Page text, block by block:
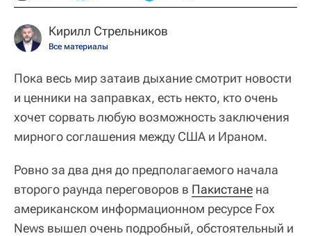
Кирилл Стрельников
Все материалы
Пока весь мир затаив дыхание смотрит новости
и ценники на заправках, есть некто, кто очень
хочет сорвать любую возможность заключения
мирного соглашения между США и Ираном.
Ровно за два дня до предполагаемого начала
второго раунда переговоров в Пакистане на
американском информационном ресурсе Fox
News вышел очень подробный, обстоятельный и